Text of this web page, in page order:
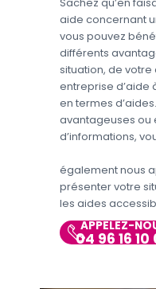
aide concernant
vous pouvez
différents
situation, de votre
entreprise d’aide
en termes
avantageuses ou
d’informations,
également nous
présenter votre
les aides
APPELEZ-
04 96 16 10